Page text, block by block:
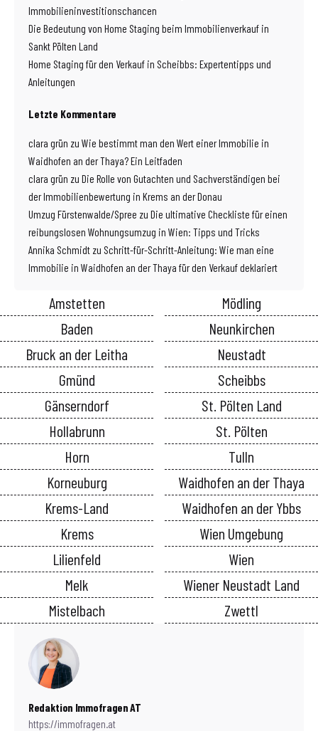
Immobilieninvestitionschancen
Die Bedeutung von Home Staging beim Immobilienverkauf in
Sankt Pölten Land
Home Staging für den Verkauf in Scheibbs: Expertentipps und
Anleitungen
Letzte Kommentare
clara grün zu Wie bestimmt man den Wert einer Immobilie in
Waidhofen an der Thaya? Ein Leitfaden
clara grün zu Die Rolle von Gutachten und Sachverständigen bei
der Immobilienbewertung in Krems an der Donau
Umzug Fürstenwalde/Spree zu Die ultimative Checkliste für einen
reibungslosen Wohnungsumzug in Wien: Tipps und Tricks
Annika Schmidt zu Schritt-für-Schritt-Anleitung: Wie man eine
Immobilie in Waidhofen an der Thaya für den Verkauf deklariert
Amstetten
Baden
Bruck an der Leitha
Gmünd
Gänserndorf
Hollabrunn
Horn
Korneuburg
Krems-Land
Krems
Lilienfeld
Melk
Mistelbach
Mödling
Neunkirchen
Neustadt
Scheibbs
St. Pölten Land
St. Pölten
Tulln
Waidhofen an der Thaya
Waidhofen an der Ybbs
Wien Umgebung
Wien
Wiener Neustadt Land
Zwettl
Redaktion Immofragen AT
https://immofragen.at